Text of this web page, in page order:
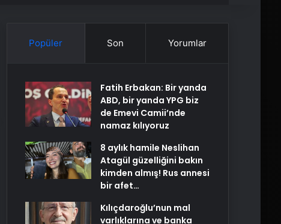
Popüler Son Yorumlar
Fatih Erbakan: Bir yanda
ABD, bir yanda YPG biz
de Emevi Camii’nde
namaz kılıyoruz
8 aylık hamile Neslihan
Atagül güzelliğini bakın
kimden almış! Rus annesi
bir afet…
Kılıçdaroğlu’nun mal
varlıklarına ve banka